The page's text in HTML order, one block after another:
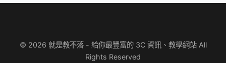
© 2026 就是教不落 - 給你最豐富的 3C 資訊、教學網站 All
Rights Reserved